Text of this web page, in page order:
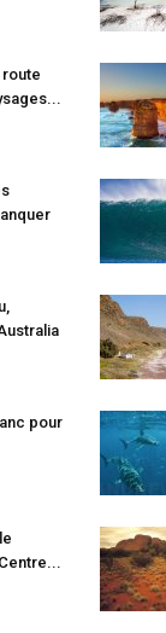
route
pour